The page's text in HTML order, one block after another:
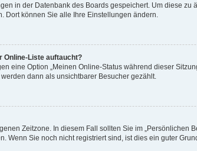
in der Datenbank des Boards gespeichert. Um diese
Dort können Sie alle Ihre Einstellungen ändern.
Online-Liste auftaucht?
eine Option „Meinen Online-Status während dieser
dann als unsichtbarer Besucher gezählt.
Zeitzone. In diesem Fall sollten Sie im „Persönlichen
Wenn Sie noch nicht registriert sind, ist dies ein guter